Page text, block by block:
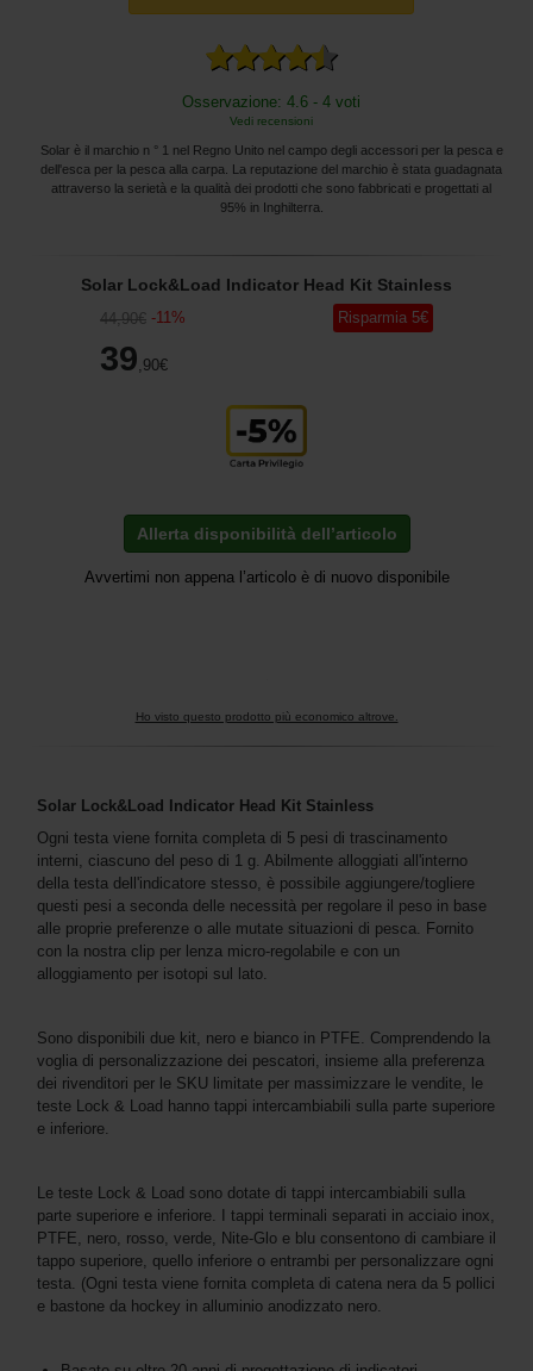
Osservazione: 4.6 - 4 voti
Vedi recensioni
Solar è il marchio n ° 1 nel Regno Unito nel campo degli accessori per la pesca e
dell'esca per la pesca alla carpa. La reputazione del marchio è stata guadagnata
attraverso la serietà e la qualità dei prodotti che sono fabbricati e progettati al
95% in Inghilterra.
Solar Lock&Load Indicator Head Kit Stainless
44,90€ -11 %
39 ,90€
Risparmia 5€
Allerta disponibilità dell’articolo
Avvertimi non appena l’articolo è di nuovo disponibile
Ho visto questo prodotto più economico altrove.
Solar Lock&Load Indicator Head Kit Stainless
Ogni testa viene fornita completa di 5 pesi di trascinamento
interni, ciascuno del peso di 1 g. Abilmente alloggiati all'interno
della testa dell'indicatore stesso, è possibile aggiungere/togliere
questi pesi a seconda delle necessità per regolare il peso in base
alle proprie preferenze o alle mutate situazioni di pesca. Fornito
con la nostra clip per lenza micro-regolabile e con un
alloggiamento per isotopi sul lato.
Sono disponibili due kit, nero e bianco in PTFE. Comprendendo la
voglia di personalizzazione dei pescatori, insieme alla preferenza
dei rivenditori per le SKU limitate per massimizzare le vendite, le
teste Lock & Load hanno tappi intercambiabili sulla parte superiore
e inferiore.
Le teste Lock & Load sono dotate di tappi intercambiabili sulla
parte superiore e inferiore. I tappi terminali separati in acciaio inox,
PTFE, nero, rosso, verde, Nite-Glo e blu consentono di cambiare il
tappo superiore, quello inferiore o entrambi per personalizzare ogni
testa. (Ogni testa viene fornita completa di catena nera da 5 pollici
e bastone da hockey in alluminio anodizzato nero.